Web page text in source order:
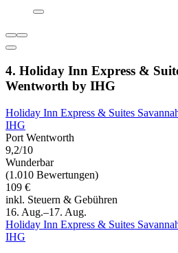
4. Holiday Inn Express &
Wentworth by IHG
Holiday Inn Express & Suites
IHG
Port Wentworth
9,2/10
Wunderbar
(1.010 Bewertungen)
109 €
inkl. Steuern & Gebühren
16. Aug.–17. Aug.
Holiday Inn Express & Suites
IHG